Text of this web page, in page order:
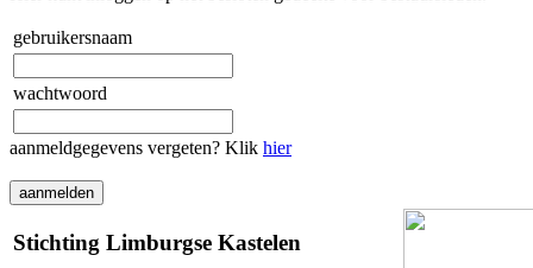
gebruikersnaam
wachtwoord
aanmeldgegevens vergeten? Klik hier
Stichting Limburgse Kastelen